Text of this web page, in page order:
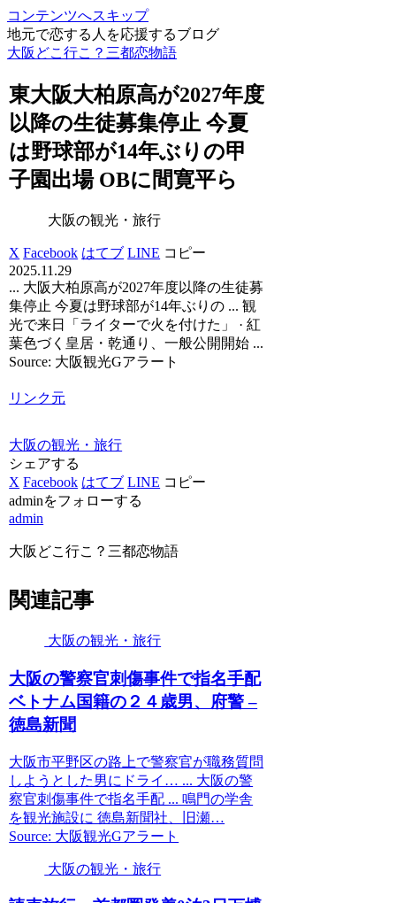
コンテンツへスキップ
地元で恋する人を応援するブログ
大阪どこ行こ？三都恋物語
東大阪大柏原高が2027年度
以降の生徒募集停止 今夏
は野球部が14年ぶりの甲
子園出場 OBに間寛平ら
大阪の観光・旅行
X Facebook はてブ LINE コピー
2025.11.29
... 大阪大柏原高が2027年度以降の生徒募
集停止 今夏は野球部が14年ぶりの ... 観
光で来日「ライターで火を付けた」 · 紅
葉色づく皇居・乾通り、一般公開開始 ...
Source: 大阪観光Gアラート
リンク元
大阪の観光・旅行
シェアする
X Facebook はてブ LINE コピー
adminをフォローする
admin
大阪どこ行こ？三都恋物語
関連記事
大阪の観光・旅行
大阪の警察官刺傷事件で指名手配
ベトナム国籍の２４歳男、府警 –
徳島新聞
大阪市平野区の路上で警察官が職務質問
しようとした男にドライ… ... 大阪の警
察官刺傷事件で指名手配 ... 鳴門の学舎
を観光施設に 徳島新聞社、旧瀬…
Source: 大阪観光Gアラート
大阪の観光・旅行